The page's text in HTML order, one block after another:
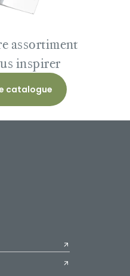
assortiment
inspirer
catalogue